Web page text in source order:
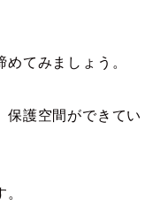
てみましょう。
保護空間ができてい